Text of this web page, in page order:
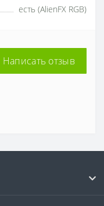
есть (AlienFX RGB)
Написать отзыв